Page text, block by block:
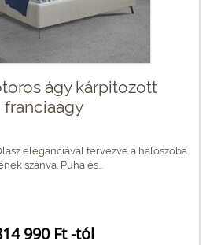
ágy kárpitozott
franciaágy
eleganciával tervezve a hálószoba
szánva. Puha és...
990 Ft -tól